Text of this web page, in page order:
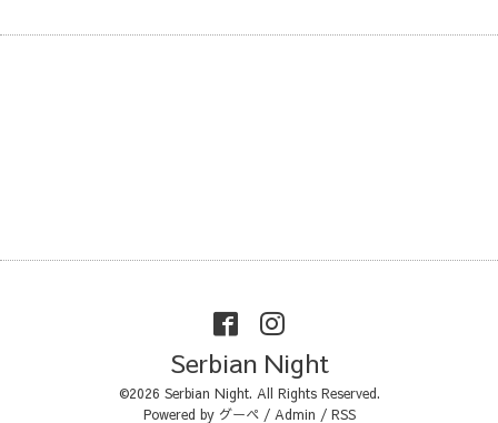
Serbian Night
©2026 Serbian Night. All Rights Reserved.
Powered by グーペ/ Admin / RSS